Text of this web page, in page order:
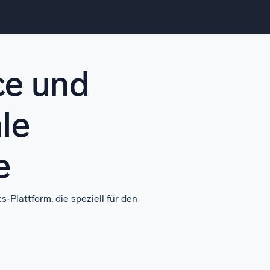
und
Plattform, die speziell für den